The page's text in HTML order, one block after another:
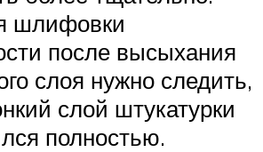
шлифовки
после высыхания
слоя нужно следить,
слой штукатурки
полностью.